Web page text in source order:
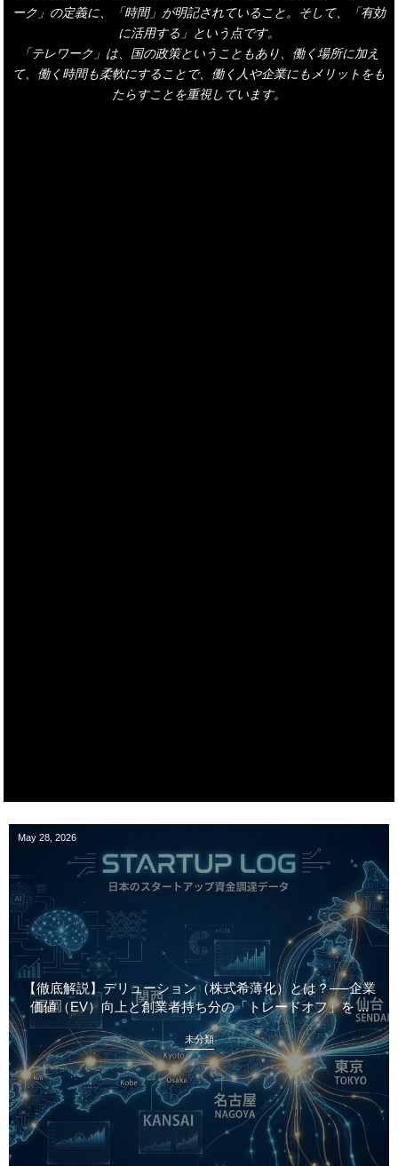
ーク」の定義に、「時間」が明記されていること。そして、「有効
に活用する」という点です。
「テレワーク」は、国の政策ということもあり、働く場所に加え
て、働く時間も柔軟にすることで、働く人や企業にもメリットをも
たらすことを重視しています。
May 28 2026
【徹底解説】デリューション（株式希薄化）とは？──企業
価値（EV）向上と創業者持ち分の「トレードオフ」を ...
未分類